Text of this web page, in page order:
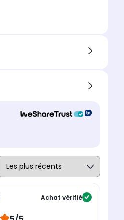
Achat vérifié